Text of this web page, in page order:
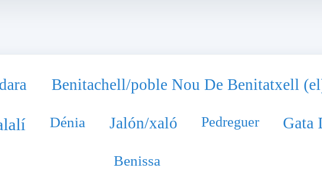
Benitachell/poble Nou De Benitatxell
Dénia Jalón/xaló Pedreguer Gata
Benissa